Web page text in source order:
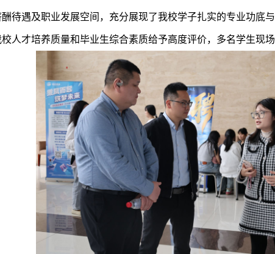
待遇及职业发展空间，充分展现了我校学子扎实的专业功底与
人才培养质量和毕业生综合素质给予高度评价，多名学生现